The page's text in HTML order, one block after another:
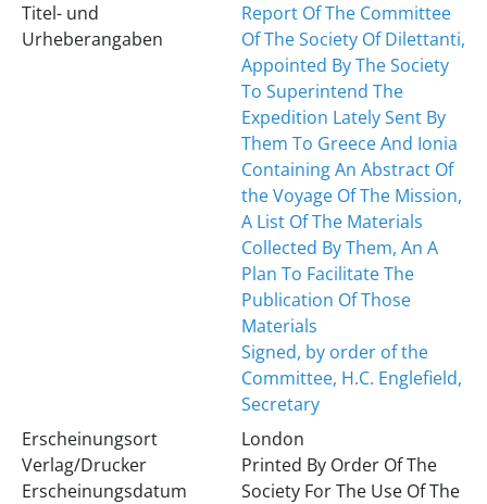
Titel- und
Urheberangaben
Report Of The Committee
Of The Society Of Dilettanti,
Appointed By The Society
To Superintend The
Expedition Lately Sent By
Them To Greece And Ionia
Containing An Abstract Of
the Voyage Of The Mission,
A List Of The Materials
Collected By Them, An A
Plan To Facilitate The
Publication Of Those
Materials
Signed, by order of the
Committee, H.C. Englefield,
Secretary
Erscheinungsort
Verlag/Drucker
Erscheinungsdatum
London
Printed By Order Of The
Society For The Use Of The